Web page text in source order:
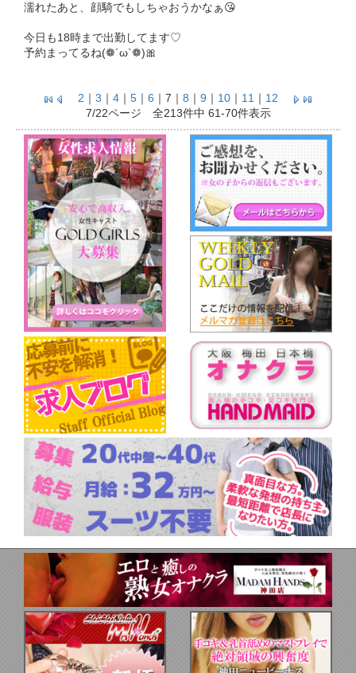
濡れたあと、顔騎でもしちゃおうかなぁ😘
今日も18時まで出勤してます♡
予約まってるね(❁´ω`❁)🎀
2 ｜ 3 ｜ 4 ｜ 5 ｜ 6 ｜ 7 ｜ 8 ｜ 9 ｜ 10 ｜ 11 ｜ 12
7/22ページ 全213件中 61-70件表示